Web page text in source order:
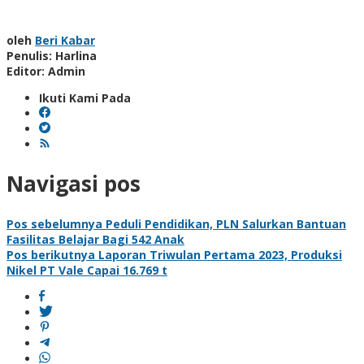
oleh Beri Kabar
Penulis: Harlina
Editor: Admin
Ikuti Kami Pada
Navigasi pos
Pos sebelumnya Peduli Pendidikan, PLN Salurkan Bantuan
Fasilitas Belajar Bagi 542 Anak
Pos berikutnya Laporan Triwulan Pertama 2023, Produksi
Nikel PT Vale Capai 16.769 t